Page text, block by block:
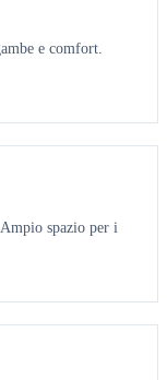
e comfort.
spazio per i